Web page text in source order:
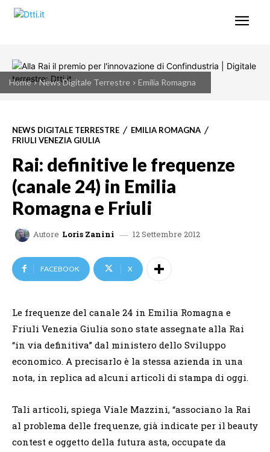
Home News Digitale Terrestre Emilia Romagna
NEWS DIGITALE TERRESTRE
EMILIA ROMAGNA
FRIULI VENEZIA GIULIA
Rai: definitive le frequenze
(canale 24) in Emilia
Romagna e Friuli
Autore Loris Zanini 12 Settembre 2012
FACEBOOK X
Le frequenze del canale 24 in Emilia Romagna e
Friuli Venezia Giulia sono state assegnate alla Rai
“in via definitiva” dal ministero dello Sviluppo
economico. A precisarlo è la stessa azienda in una
nota, in replica ad alcuni articoli di stampa di oggi.
Tali articoli, spiega Viale Mazzini, “associano la Rai
al problema delle frequenze, già indicate per il beauty
contest e oggetto della futura asta, occupate da